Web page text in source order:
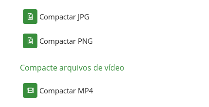
Compactar JPG
Compactar PNG
Compacte arquivos de vídeo
Compactar MP4